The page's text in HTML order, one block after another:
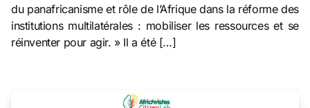
du panafricanisme et rôle de l’Afrique dans la réforme des
institutions multilatérales : mobiliser les ressources et se
réinventer pour agir. » Il a été […]